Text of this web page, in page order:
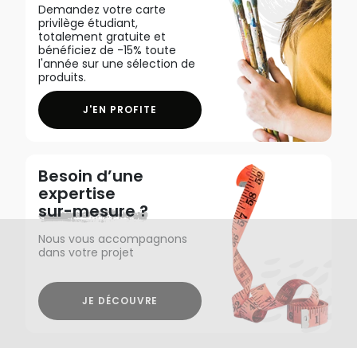
Demandez votre carte
privilège étudiant,
totalement gratuite et
bénéficiez de -15% toute
l'année sur une sélection de
produits.
J'EN PROFITE
Besoin d’une
expertise
sur-mesure ?
Nous vous accompagnons
dans votre projet
JE DÉCOUVRE